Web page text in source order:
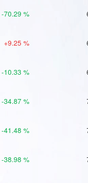
-70.29 %
+9.25 %
-10.33 %
-34.87 %
-41.48 %
-38.98 %